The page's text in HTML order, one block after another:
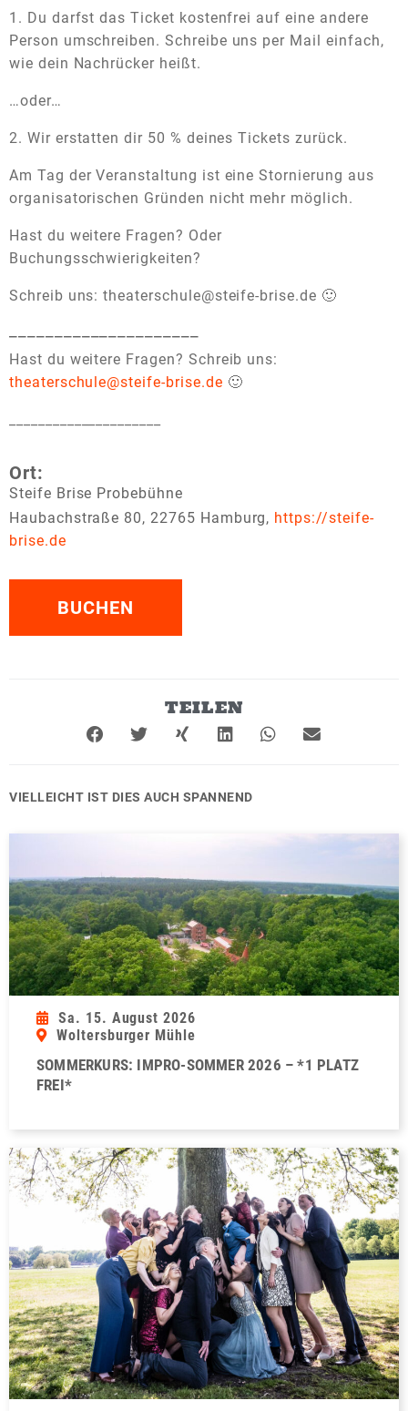
1. Du darfst das Ticket kostenfrei auf eine andere
Person umschreiben. Schreibe uns per Mail einfach,
wie dein Nachrücker heißt.
…oder…
2. Wir erstatten dir 50 % deines Tickets zurück.
Am Tag der Veranstaltung ist eine Stornierung aus
organisatorischen Gründen nicht mehr möglich.
Hast du weitere Fragen? Oder
Buchungsschwierigkeiten?
Schreib uns: theaterschule@steife-brise.de 🙂
Hast du weitere Fragen? Schreib uns:
theaterschule@steife-brise.de 🙂
Ort:
Steife Brise Probebühne
Haubachstraße 80, 22765 Hamburg, https://steife-
brise.de
BUCHEN
TEILEN
VIELLEICHT IST DIES AUCH SPANNEND
Sa. 15. August 2026
Woltersburger Mühle
SOMMERKURS: IMPRO-SOMMER 2026 – *1 PLATZ
FREI*